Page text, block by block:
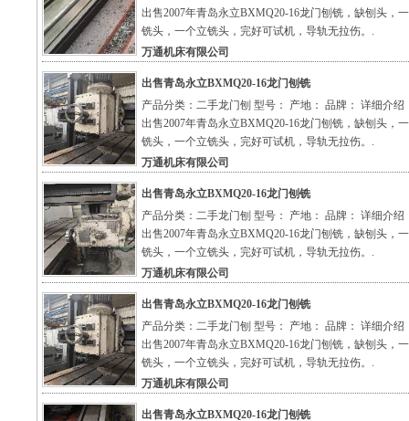
出售2007年青岛永立BXMQ20-16龙门刨铣，缺刨头，
铣头，一个立铣头，完好可试机，导轨无拉伤。.
万通机床有限公司
出售青岛永立BXMQ20-16龙门刨铣
产品分类：二手龙门刨 型号： 产地： 品牌： 详细介绍
出售2007年青岛永立BXMQ20-16龙门刨铣，缺刨头，
铣头，一个立铣头，完好可试机，导轨无拉伤。.
万通机床有限公司
出售青岛永立BXMQ20-16龙门刨铣
产品分类：二手龙门刨 型号： 产地： 品牌： 详细介绍
出售2007年青岛永立BXMQ20-16龙门刨铣，缺刨头，
铣头，一个立铣头，完好可试机，导轨无拉伤。.
万通机床有限公司
出售青岛永立BXMQ20-16龙门刨铣
产品分类：二手龙门刨 型号： 产地： 品牌： 详细介绍
出售2007年青岛永立BXMQ20-16龙门刨铣，缺刨头，
铣头，一个立铣头，完好可试机，导轨无拉伤。.
万通机床有限公司
出售青岛永立BXMQ20-16龙门刨铣